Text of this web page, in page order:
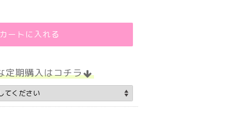
カートに入れる
定期購入はコチラ